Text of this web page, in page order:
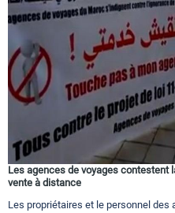
Les agences de voyages contestent
vente à distance
Les propriétaires et le personnel des